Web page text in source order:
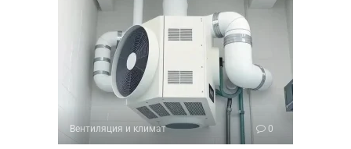
Вентиляция и климат 0